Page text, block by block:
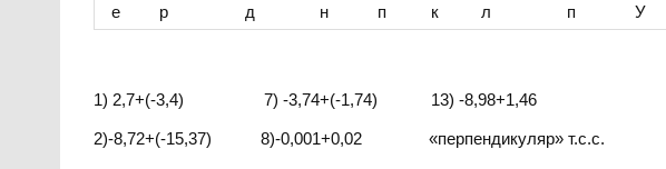
е
р д н п к л п У
1) 2,7+(-3,4) 7) -3,74+(-1,74) 13) -8,98+1,46
2)-8,72+(-15,37) 8)-0,001+0,02 «перпендикуляр» т.с.с.